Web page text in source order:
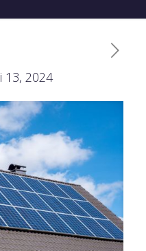
13, 2024